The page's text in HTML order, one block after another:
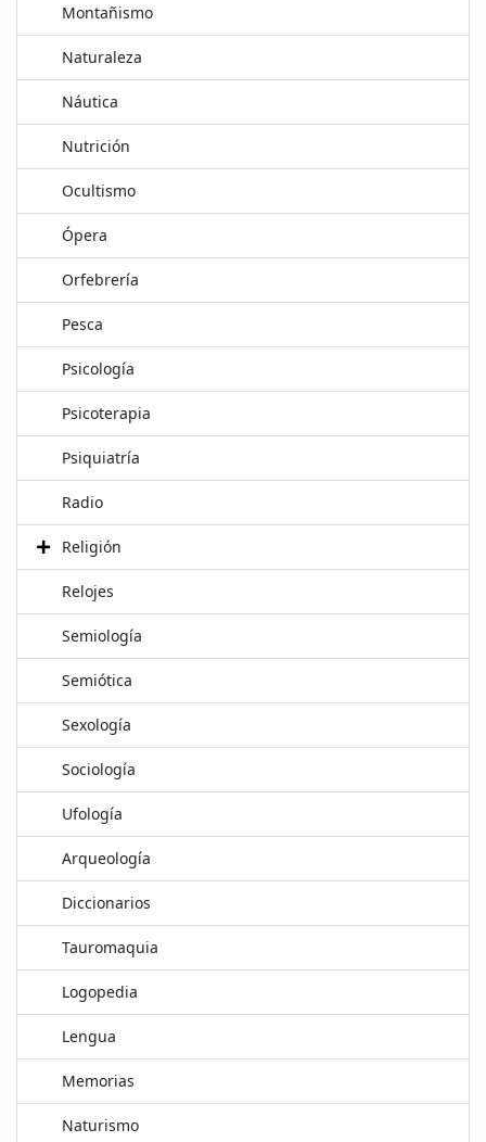
Montañismo
Naturaleza
Náutica
Nutrición
Ocultismo
Ópera
Orfebrería
Pesca
Psicología
Psicoterapia
Psiquiatría
Radio
Religión
Relojes
Semiología
Semiótica
Sexología
Sociología
Ufología
Arqueología
Diccionarios
Tauromaquia
Logopedia
Lengua
Memorias
Naturismo